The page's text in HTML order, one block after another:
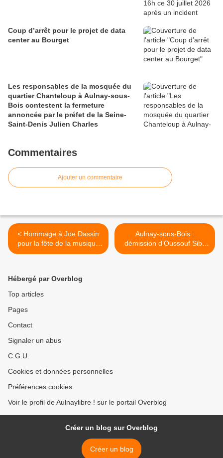
Coup d’arrêt pour le projet de data
center au Bourget
Les responsables de la mosquée du
quartier Chanteloup à Aulnay-sous-
Bois contestent la fermeture
annoncée par le préfet de la Seine-
Saint-Denis Julien Charles
Commentaires
Ajouter un commentaire
< Hommage à Joe Dassin
pour la fête de la musique
2026 à Aulnay-sous-Bois
Aulnay-sous-Bois :
démission d’Oussouf Siby
de son mandat de
Hébergé par Overblog
Top articles
Pages
Contact
Signaler un abus
C.G.U.
Cookies et données personnelles
Préférences cookies
Voir le profil de Aulnaylibre ! sur le portail Overblog
Créer un blog sur Overblog
Créer un blog